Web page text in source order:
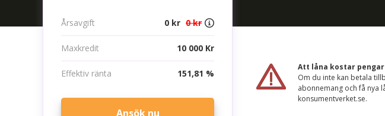
Årsavgift 0 kr 0 kr
Maxkredit 10 000 Kr
Effektiv ränta 151,81 %
Ansök nu
Att låna kostar
Om du inte kan betala
abonnemang och få nya
konsumentverket.se.